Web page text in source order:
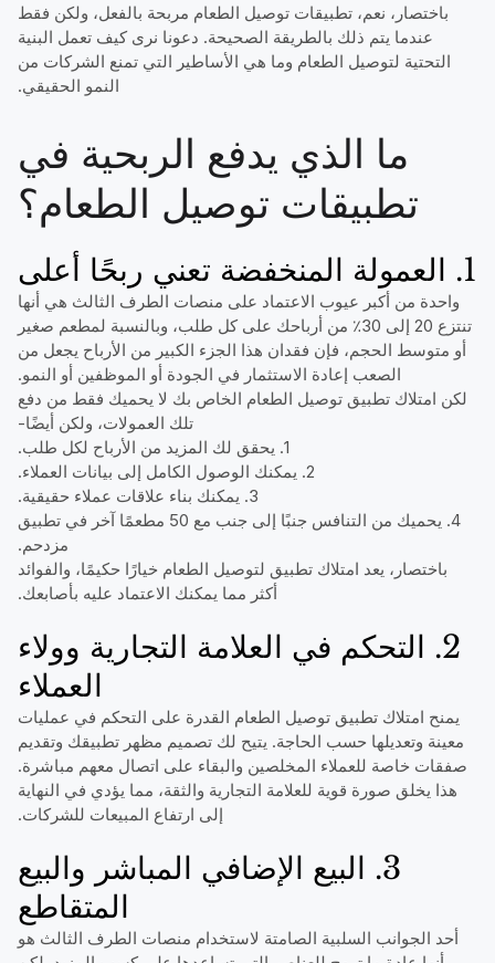
باختصار، نعم، تطبيقات توصيل الطعام مربحة بالفعل، ولكن فقط
عندما يتم ذلك بالطريقة الصحيحة. دعونا نرى كيف تعمل البنية
التحتية لتوصيل الطعام وما هي الأساطير التي تمنع الشركات من
النمو الحقيقي.
ما الذي يدفع الربحية في
تطبيقات توصيل الطعام؟
1. العمولة المنخفضة تعني ربحًا أعلى
واحدة من أكبر عيوب الاعتماد على منصات الطرف الثالث هي أنها
تنتزع 20 إلى 30٪ من أرباحك على كل طلب، وبالنسبة لمطعم صغير
أو متوسط الحجم، فإن فقدان هذا الجزء الكبير من الأرباح يجعل من
الصعب إعادة الاستثمار في الجودة أو الموظفين أو النمو.
لكن امتلاك تطبيق توصيل الطعام الخاص بك لا يحميك فقط من دفع
تلك العمولات، ولكن أيضًا-
1. يحقق لك المزيد من الأرباح لكل طلب.
2. يمكنك الوصول الكامل إلى بيانات العملاء.
3. يمكنك بناء علاقات عملاء حقيقية.
4. يحميك من التنافس جنبًا إلى جنب مع 50 مطعمًا آخر في تطبيق
مزدحم.
باختصار، يعد امتلاك تطبيق لتوصيل الطعام خيارًا حكيمًا، والفوائد
أكثر مما يمكنك الاعتماد عليه بأصابعك.
2. التحكم في العلامة التجارية وولاء
العملاء
يمنح امتلاك تطبيق توصيل الطعام القدرة على التحكم في عمليات
معينة وتعديلها حسب الحاجة. يتيح لك تصميم مظهر تطبيقك وتقديم
صفقات خاصة للعملاء المخلصين والبقاء على اتصال معهم مباشرة.
هذا يخلق صورة قوية للعلامة التجارية والثقة، مما يؤدي في النهاية
إلى ارتفاع المبيعات للشركات.
3. البيع الإضافي المباشر والبيع
المتقاطع
أحد الجوانب السلبية الصامتة لاستخدام منصات الطرف الثالث هو